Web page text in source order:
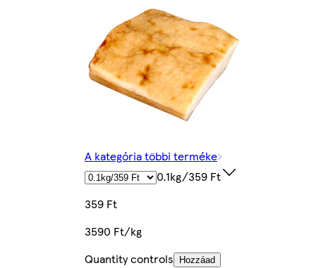
A kategória többi terméke
0.1kg/359 Ft
359 Ft
3590 Ft/kg
Quantity controls
Hozzáad